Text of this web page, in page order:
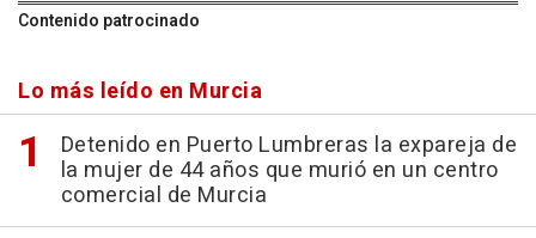
Contenido patrocinado
Lo más leído en Murcia
Detenido en Puerto Lumbreras la expareja de
la mujer de 44 años que murió en un centro
comercial de Murcia